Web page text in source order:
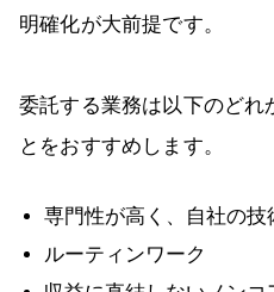
明確化が大前提です。
委託する業務は以下のどれ
とをおすすめします。
専門性が高く、自社の
ルーティンワーク